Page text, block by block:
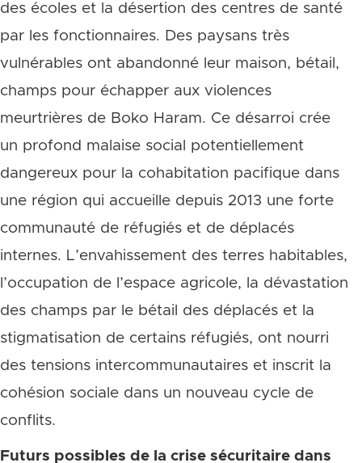
des écoles et la désertion des centres de santé
par les fonctionnaires. Des paysans très
vulnérables ont abandonné leur maison, bétail,
champs pour échapper aux violences
meurtrières de Boko Haram. Ce désarroi crée
un profond malaise social potentiellement
dangereux pour la cohabitation pacifique dans
une région qui accueille depuis 2013 une forte
communauté de réfugiés et de déplacés
internes. L’envahissement des terres habitables,
l’occupation de l’espace agricole, la dévastation
des champs par le bétail des déplacés et la
stigmatisation de certains réfugiés, ont nourri
des tensions intercommunautaires et inscrit la
cohésion sociale dans un nouveau cycle de
conflits.
Futurs possibles de la crise sécuritaire dans